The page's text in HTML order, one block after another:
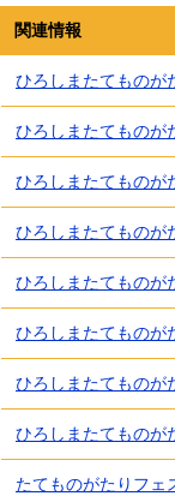
関連情報
ひろしまたてものが
ひろしまたてものが
ひろしまたてものが
ひろしまたてものが
ひろしまたてものが
ひろしまたてものが
ひろしまたてものが
ひろしまたてものが
たてものがたりフェ